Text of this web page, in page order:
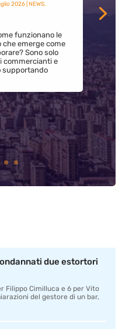
2026| NEWS,
funzionano le
che emerge come
Sono solo
commercianti e
supportando
due estortori
Filippo Cimilluca e 6 per Vito
del gestore di un bar,